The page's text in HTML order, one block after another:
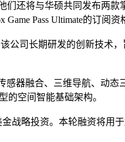
们还将与华硕共同发布两
Pass Ultimate的订阅资
司长期研发的创新技术
器融合、三维导航、动态
的空间智能基础架构。
略投资。本轮融资将用